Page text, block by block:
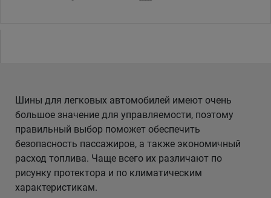
Шины для легковых автомобилей имеют очень
большое значение для управляемости, поэтому
правильный выбор поможет обеспечить
безопасность пассажиров, а также экономичный
расход топлива. Чаще всего их различают по
рисунку протектора и по климатическим
характеристикам.
Экибастуз